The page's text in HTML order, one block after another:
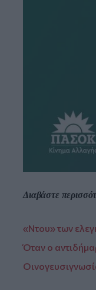
Διαβάστε
«Ντου» των
Όταν ο